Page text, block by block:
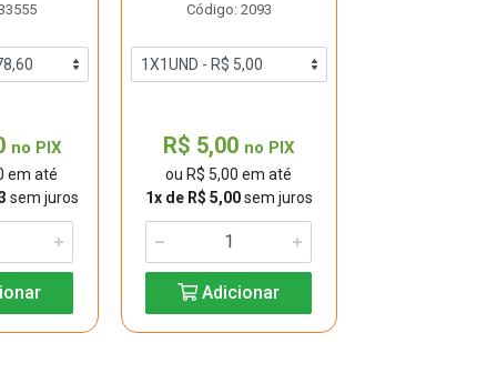
no PIX
em até
sem juros
Código: 2093
R$ 5,00 no PIX
ou R$ 5,00 em até
1x de R$ 5,00sem juros
Adicionar